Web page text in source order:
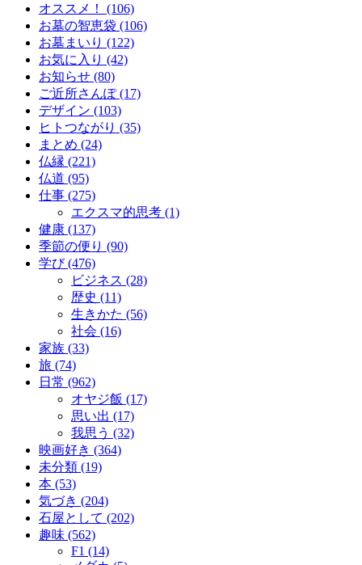
オススメ！ (106)
お墓の智恵袋 (106)
お墓まいり (122)
お気に入り (42)
お知らせ (80)
ご近所さんぽ (17)
デザイン (103)
ヒトつながり (35)
まとめ (24)
仏縁 (221)
仏道 (95)
仕事 (275)
エクスマ的思考 (1)
健康 (137)
季節の便り (90)
学び (476)
ビジネス (28)
歴史 (11)
生きかた (56)
社会 (16)
家族 (33)
旅 (74)
日常 (962)
オヤジ飯 (17)
思い出 (17)
我思う (32)
映画好き (364)
未分類 (19)
本 (53)
気づき (204)
石屋として (202)
趣味 (562)
F1 (14)